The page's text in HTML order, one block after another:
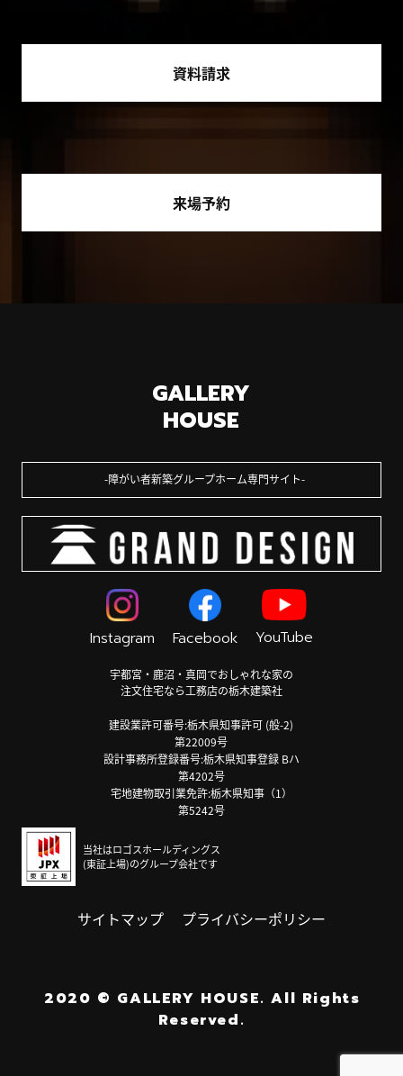
資料請求
来場予約
GALLERY
HOUSE
障がい者新築グループホーム専門サイト
Instagram Facebook YouTube
宇都宮・鹿沼・真岡でおしゃれな家の
注文住宅なら工務店の栃木建築社
建設業許可番号:栃木県知事許可 (般-2)
第22009号
設計事務所登録番号:栃木県知事登録 Bハ
第4202号
宅地建物取引業免許:栃木県知事（1）
第5242号
当社はロゴスホールディングス
(東証上場)のグループ会社です
サイトマップ プライバシーポリシー
2020 © GALLERY HOUSE. All Rights
Reserved.